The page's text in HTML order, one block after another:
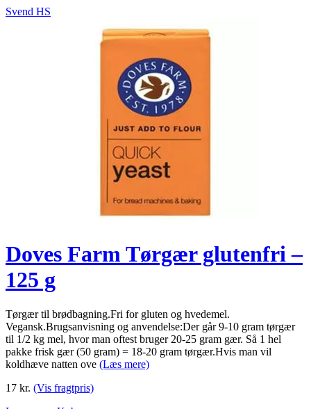
Svend HS
Doves Farm Tørgær glutenfri –
125 g
Tørgær til brødbagning.Fri for gluten og hvedemel.
Vegansk.Brugsanvisning og anvendelse:Der går 9-10 gram tørgær
til 1/2 kg mel, hvor man oftest bruger 20-25 gram gær. Så 1 hel
pakke frisk gær (50 gram) = 18-20 gram tørgær.Hvis man vil
koldhæve natten ove (Læs mere)
17 kr. (Vis fragtpris)